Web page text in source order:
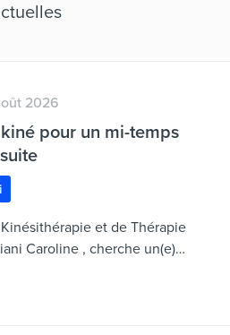
2026
pour un mi-temps
et de Thérapie
Caroline , cherche un(e)
pour un mi-temps de suite ou à
évoluer vers un plein temps.En